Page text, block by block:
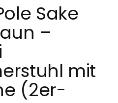
Sake
–
mit
(2er-